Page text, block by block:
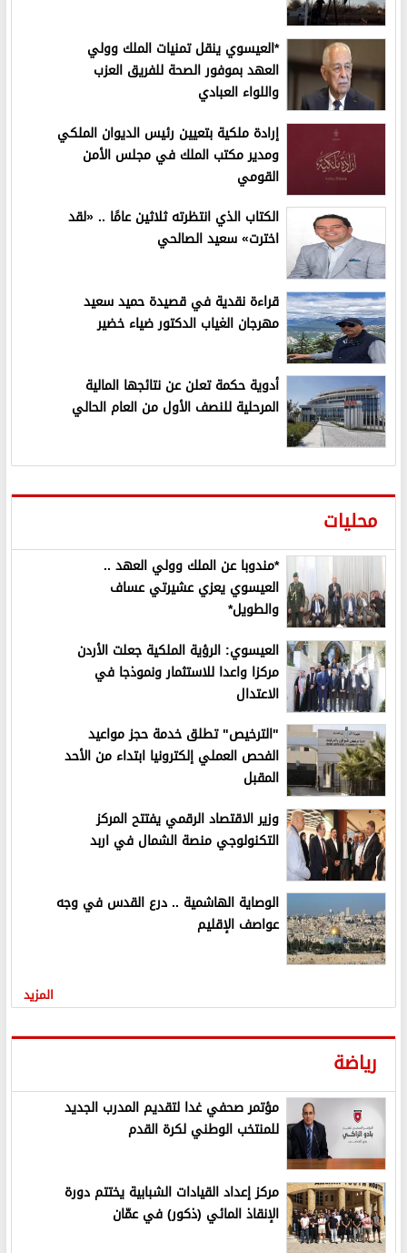
*العيسوي ينقل تمنيات الملك وولي
العهد بموفور الصحة للفريق العزب
واللواء العبادي
إرادة ملكية بتعيين رئيس الديوان الملكي
ومدير مكتب الملك في مجلس الأمن
القومي
الكتاب الذي انتظرته ثلاثين عامًا .. «لقد
اخترت» سعيد الصالحي
قراءة نقدية في قصيدة حميد سعيد
مهرجان الغياب الدكتور ضياء خضير
أدوية حكمة تعلن عن نتائجها المالية
المرحلية للنصف الأول من العام الحالي
محليات
*مندوبا عن الملك وولي العهد ..
العيسوي يعزي عشيرتي عساف
والطويل*
العيسوي: الرؤية الملكية جعلت الأردن
مركزا واعدا للاستثمار ونموذجا في
الاعتدال
"الترخيص" تطلق خدمة حجز مواعيد
الفحص العملي إلكترونيا ابتداء من الأحد
المقبل
وزير الاقتصاد الرقمي يفتتح المركز
التكنولوجي منصة الشمال في اربد
الوصاية الهاشمية .. درع القدس في وجه
عواصف الإقليم
المزيد
رياضة
مؤتمر صحفي غدا لتقديم المدرب الجديد
للمنتخب الوطني لكرة القدم
مركز إعداد القيادات الشبابية يختتم دورة
الإنقاذ المائي (ذكور) في عمّان